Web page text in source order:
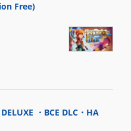
Free)
・ВСЕ DLC・НА